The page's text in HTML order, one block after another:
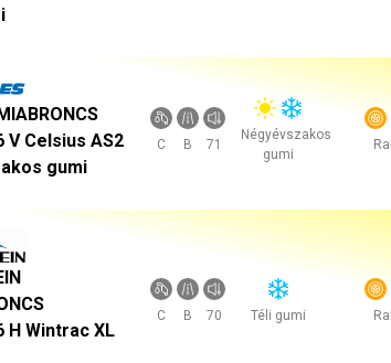
V Celsius AS2
gumi
C B 71
Négyévszakos
gumi
H Wintrac XL
C B 70 Téli gumi